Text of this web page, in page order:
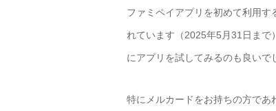
ファミペイアプリを初めて利用す
れています（2025年5月31日まで
にアプリを試してみるのも良いで
特にメルカードをお持ちの方であ